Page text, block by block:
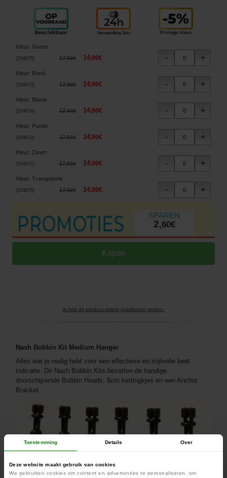
Toestemming Details Over
Deze website maakt gebruik van cookies
We gebruiken cookies om content en advertenties te personaliseren, om
Kleur: Groen
204675] 17,50€ 14,90€
Kleur: Rood
204672] 17,50€ 14,90€
Kleur: Blauw
204674] 17,50€ 14,90€
Kleur: Purper
204673 ] 17,50€ 14,90€
Kleur: Zwart
204677] 17,50€ 14,90€
Kleur: Transparent
204676] 17,50€ 14,90€
2,60€
Ik heb dit product elders goedkoper gezien.
Nash Bobbin Kit Medium Hanger
Alles wat je nodig hebt voor een effectieve en stijlvolle beet
indicatie. De Nash Bobbin Kits bevatten de handige
doorschijnende Bobbin Heads, 8cm kettingkjes en een Anchor
Bracket.